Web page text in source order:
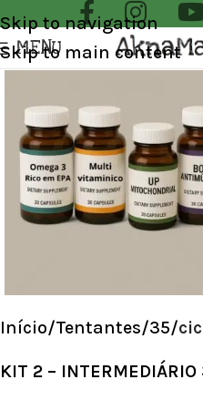
Skip to navigation
Skip to main content
MENU
Início Tentantes 35
KIT 2 – INTERMEDIÁRIO